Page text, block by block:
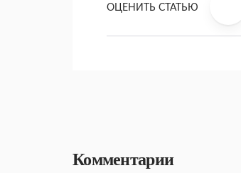
ОЦЕНИТЬ СТАТЬЮ
Комментарии